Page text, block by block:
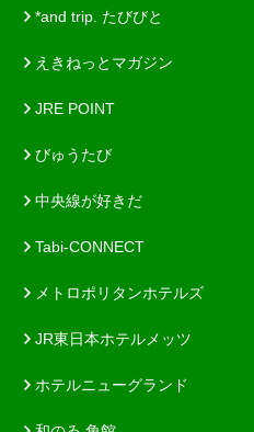
*and trip. たびびと
えきねっとマガジン
JRE POINT
びゅうたび
中央線が好きだ
Tabi-CONNECT
メトロポリタンホテルズ
JR東日本ホテルメッツ
ホテルニューグランド